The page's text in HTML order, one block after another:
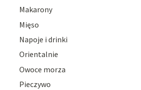
Makarony
Mięso
Napoje i drinki
Orientalnie
Owoce morza
Pieczywo